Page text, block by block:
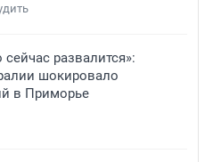
сейчас развалится»:
шокировало
в Приморье